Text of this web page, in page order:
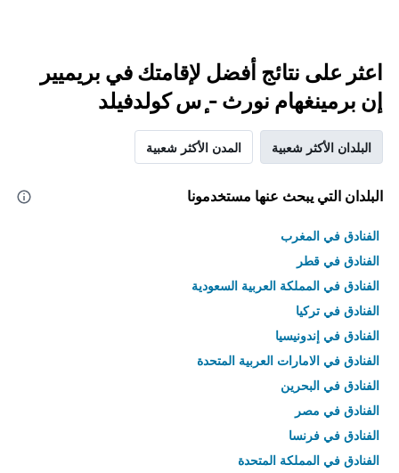
اعثر على نتائج أفضل لإقامتك في بريميير
إن برمينغهام نورث - ٕس كولدفيلد
البلدان الأكثر شعبية المدن الأكثر شعبية
البلدان التي يبحث عنها مستخدمونا
الفنادق في المغرب
الفنادق في قطر
الفنادق في المملكة العربية السعودية
الفنادق في تركيا
الفنادق في إندونيسيا
الفنادق في الامارات العربية المتحدة
الفنادق في البحرين
الفنادق في مصر
الفنادق في فرنسا
الفنادق في المملكة المتحدة